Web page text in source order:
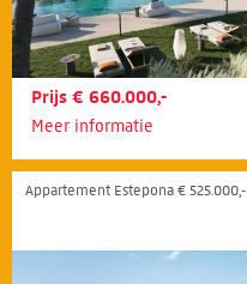
Prijs € 660.000,-
Meer informatie
Appartement Estepona € 525.000,-